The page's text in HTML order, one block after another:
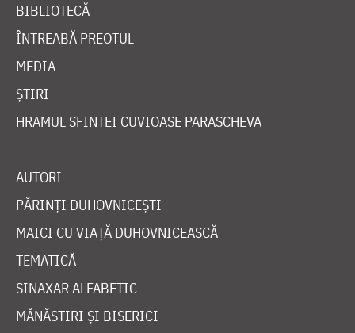
BIBLIOTECĂ
ÎNTREABĂ PREOTUL
MEDIA
ȘTIRI
HRAMUL SFINTEI CUVIOASE PARASCHEVA
AUTORI
PĂRINȚI DUHOVNICEȘTI
MAICI CU VIAȚĂ DUHOVNICEASCĂ
TEMATICĂ
SINAXAR ALFABETIC
MĂNĂSTIRI ȘI BISERICI